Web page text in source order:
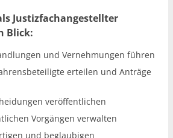
Justizfachangestellter
Blick:
und Vernehmungen führen
erteilen und Anträge
veröffentlichen
Vorgängen verwalten
und beglaubigen